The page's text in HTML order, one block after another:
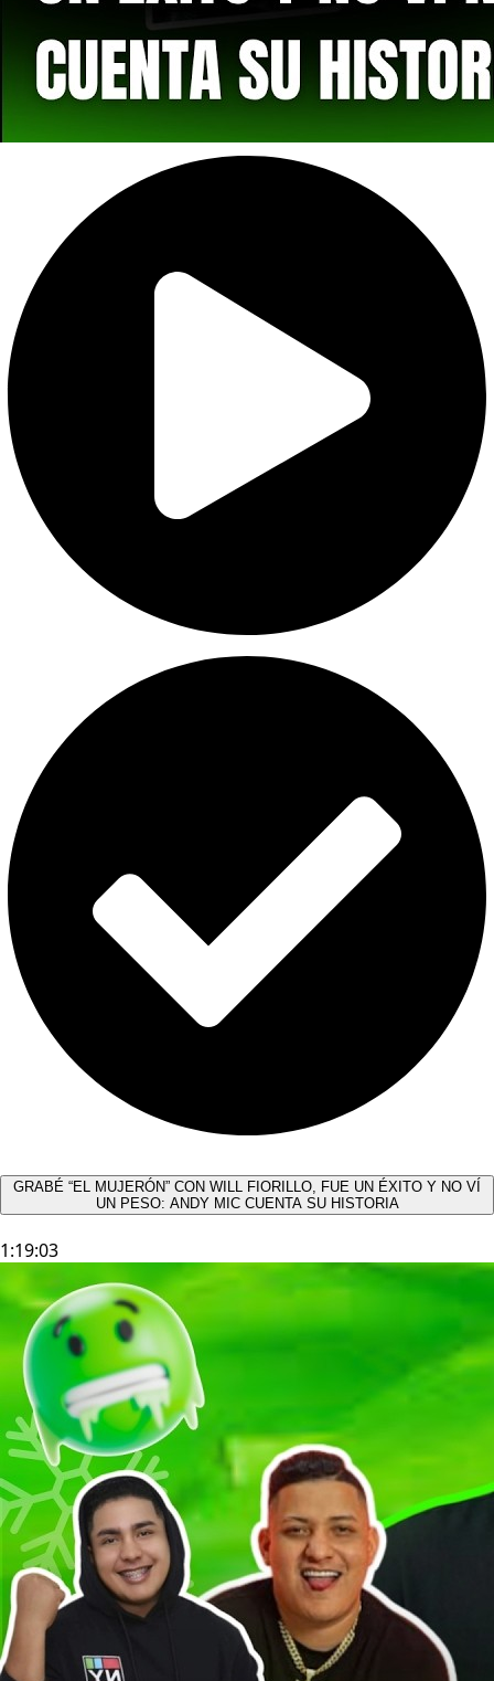
GRABÉ “EL MUJERÓN” CON WILL FIORILLO, FUE UN ÉXITO Y NO VÍ
UN PESO: ANDY MIC CUENTA SU HISTORIA
1:19:03